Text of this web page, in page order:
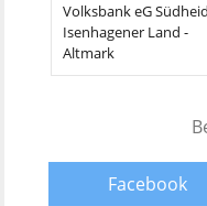
Facebook
Volksbank eG
Isenhagener Land -
Altmark